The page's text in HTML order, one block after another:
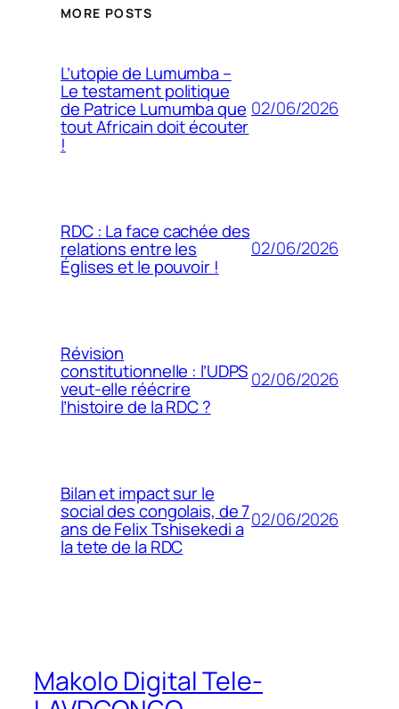
MORE POSTS
L’utopie de Lumumba –
Le testament politique
de Patrice Lumumba que
tout Africain doit écouter
!
02/06/2026
RDC : La face cachée des
relations entre les
Églises et le pouvoir !
02/06/2026
Révision
constitutionnelle : l’UDPS
veut-elle réécrire
l’histoire de la RDC ?
02/06/2026
Bilan et impact sur le
social des congolais, de 7
ans de Felix Tshisekedi a
la tete de la RDC
02/06/2026
Makolo Digital Tele-